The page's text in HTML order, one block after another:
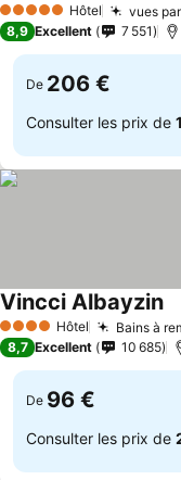
5 Étoiles Hôtel vues
8,9 Excellent 7 551
De 206 €
Consulter les prix de
4 Étoiles Hôtel Bains à
Vincci Albayzin
8,7 Excellent 10 685
De 96 €
Consulter les prix de